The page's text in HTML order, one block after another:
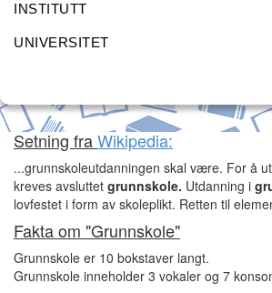
INSTITUTT
UNIVERSITET
Setning fraWikipedia:
...grunnskoleutdanningen skal være. For å
kreves avsluttet grunnskole. Utdanning i
lovfestet i form av skoleplikt. Retten til
Fakta om "Grunnskole"
Grunnskole er 10 bokstaver langt.
Grunnskole inneholder 3 vokaler og 7